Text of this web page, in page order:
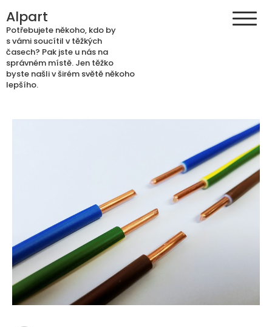
to
content
Alpart
Potřebujete někoho, kdo by
s vámi soucítil v těžkých
časech? Pak jste u nás na
správném místě. Jen těžko
byste našli v širém světě někoho
lepšího.